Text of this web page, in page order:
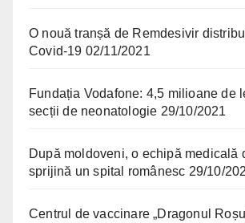
O nouă tranșă de Remdesivir
Covid-19 02/11/2021
Fundația Vodafone: 4,5 milioane de
secții de neonatologie 29/10/2021
După moldoveni, o echipă medicală
sprijină un spital românesc 29/10/
Centrul de vaccinare „Dragonul